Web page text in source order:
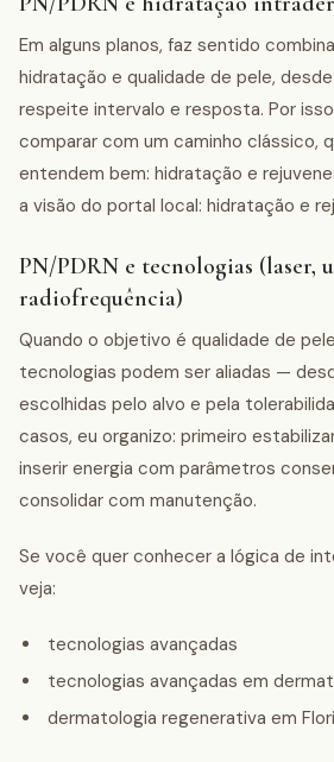
Em alguns planos, faz sentido
hidratação e qualidade de pele,
respeite intervalo e resposta. Por
comparar com um caminho clássico,
entendem bem: hidratação e
a visão do portal local: hidratação e
PN/PDRN e tecnologias (laser,
radiofrequência)
Quando o objetivo é qualidade de
tecnologias podem ser aliadas —
escolhidas pelo alvo e pela
casos, eu organizo: primeiro
inserir energia com parâmetros
consolidar com manutenção.
Se você quer conhecer a lógica de
veja:
tecnologias avançadas
tecnologias avançadas em
dermatologia regenerativa em